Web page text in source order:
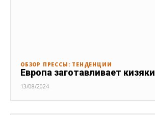
ОБЗОР ПРЕССЫ: ТЕНДЕНЦИИ
Европа заготавливает кизяки
13/08/2024